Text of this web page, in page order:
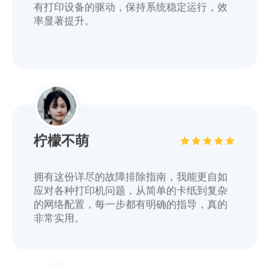
有打印设备的驱动，保持系统稳定运行，效
率显著提升。
柠檬不萌
拥有这份详尽的故障排除指南，我能更自如
应对各种打印机问题，从简单的卡纸到复杂
的网络配置，每一步都有明确的指导，真的
非常实用。